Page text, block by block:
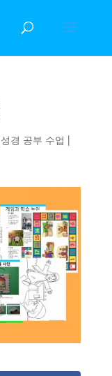
성경 공부 수업